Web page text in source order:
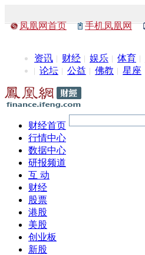
凤凰网首页 手机凤凰网
资讯 财经 娱乐 体育
论坛
公益 佛教 星座
财经首页
行情中心
数据中心
研报频道
互 动
财经
股票
港股
美股
创业板
新股